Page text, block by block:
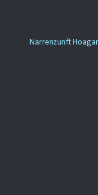
Narrenzunft